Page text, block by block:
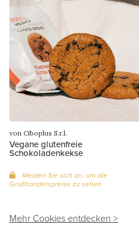
von Ciboplus S.r.l.
Vegane glutenfreie
Schokoladenkekse
Melden Sie sich an, um die
Großhandelspreise zu sehen
Mehr Cookies entdecken >